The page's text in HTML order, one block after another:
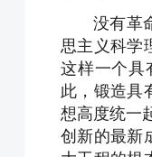
没有革
思主义科学
这样一个具
此，锻造具
想高度统一
创新的最新